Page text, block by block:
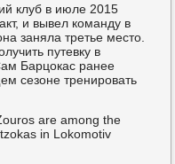
клуб в июле 2015
и вывел команду в
заняла третье место.
путевку в
Барцокас ранее
сезоне тренировать
are among the
in Lokomotiv